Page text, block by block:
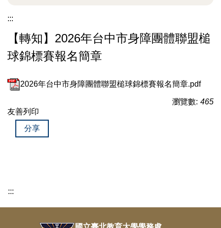
:::
【轉知】2026年台中市身障團體聯盟槌
球錦標賽報名簡章
2026年台中市身障團體聯盟槌球錦標賽報名簡章.pdf
瀏覽數: 465
友善列印
分享
:::